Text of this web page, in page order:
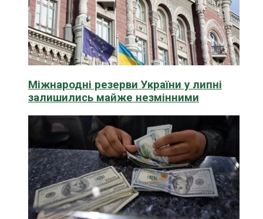
Міжнародні резерви України у липні
залишились майже незмінними